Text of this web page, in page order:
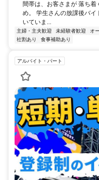
間帯は、お客さまが 落ち
め。 学生さんの放課後バイ
いていま...
主婦・主夫歓迎 未経験者歓迎 オ
社割あり
食事補助あり
アルバイト・パート